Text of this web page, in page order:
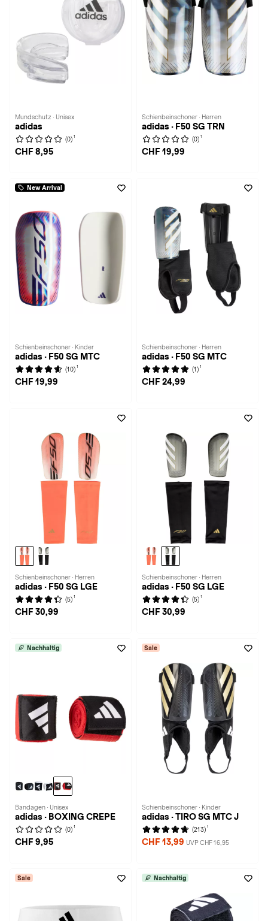
Mundschutz · Unisex
adidas
(0) 1
CHF 8,95
Schienbeinschoner · Herren
adidas · F50 SG TRN
(0) 1
CHF 19,99
New Arrival
Schienbeinschoner · Kinder
adidas · F50 SG MTC
(10) 1
CHF 19,99
Schienbeinschoner · Herren
adidas · F50 SG MTC
(1) 1
CHF 24,99
Schienbeinschoner · Herren
adidas · F50 SG LGE
(5) 1
CHF 30,99
Schienbeinschoner · Herren
adidas · F50 SG LGE
(5) 1
CHF 30,99
Nachhaltig
Bandagen · Unisex
adidas · BOXING CREPE
(0) 1
CHF 9,95
Sale
Schienbeinschoner · Kinder
adidas · TIRO SG MTC J
(213) 1
CHF 13,99 UVP CHF 16,95
Sale Nachhaltig